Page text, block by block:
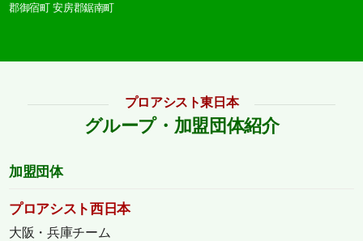
郡御宿町 安房郡鋸南町
プロアシスト東日本
グループ・加盟団体紹介
加盟団体
プロアシスト西日本
大阪・兵庫チーム